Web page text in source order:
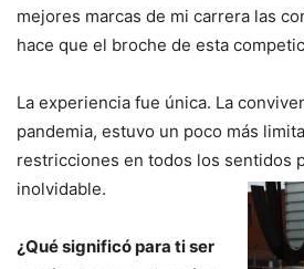
mejores marcas de mi carrera las
hace que el broche de esta
La experiencia fue única. La
pandemia, estuvo un poco más
restricciones en todos los sentidos
inolvidable.
¿Qué significó para ti ser